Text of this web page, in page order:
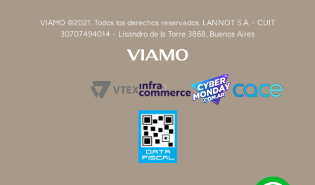
VIAMO ©2021. Todos los derechos reservados. LANNOT S.A. - CUIT
30707494014 - Lisandro de la Torre 3868, Buenos Aires